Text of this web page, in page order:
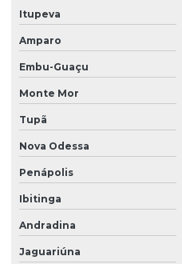
Itupeva
Amparo
Embu-Guaçu
Monte Mor
Tupã
Nova Odessa
Penápolis
Ibitinga
Andradina
Jaguariúna